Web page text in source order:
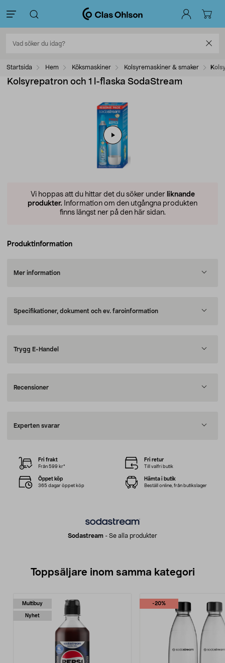
Startsida Hem Köksmaskiner Kolsyremaskiner & smaker
Kolsyrepatron och 1 l-flaska SodaStream
Vi hoppas att du hittar det du söker under liknande
produkter. Information om den utgångna produkten
finns längst ner på den här sidan.
Produktinformation
Mer information
Specifikationer, dokument och ev. faroinformation
Trygg E-Handel
Recensioner
Experten svarar
Sodastream - Se alla produkter
Fri frakt
Från 599 kr*
Fri retur
Till valfri butik
Öppet köp
365 dagar öppet köp
Hämta i butik
Beställ online, från butikslager
Toppsäljare inom samma kategori
Multibuy
Nyhet
-20%